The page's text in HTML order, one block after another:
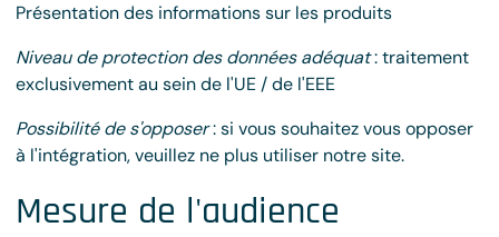
Présentation des informations sur les produits
Niveau de protection des données adéquat: traitement
exclusivement au sein de l'UE / de l'EEE
Possibilité de s'opposer: si vous souhaitez vous opposer
à l'intégration, veuillez ne plus utiliser notre site.
Mesure de l'audience